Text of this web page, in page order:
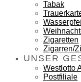
Tabak
Zigaretten
Zigarren/
UNSER
Westlotto
Postfiliale